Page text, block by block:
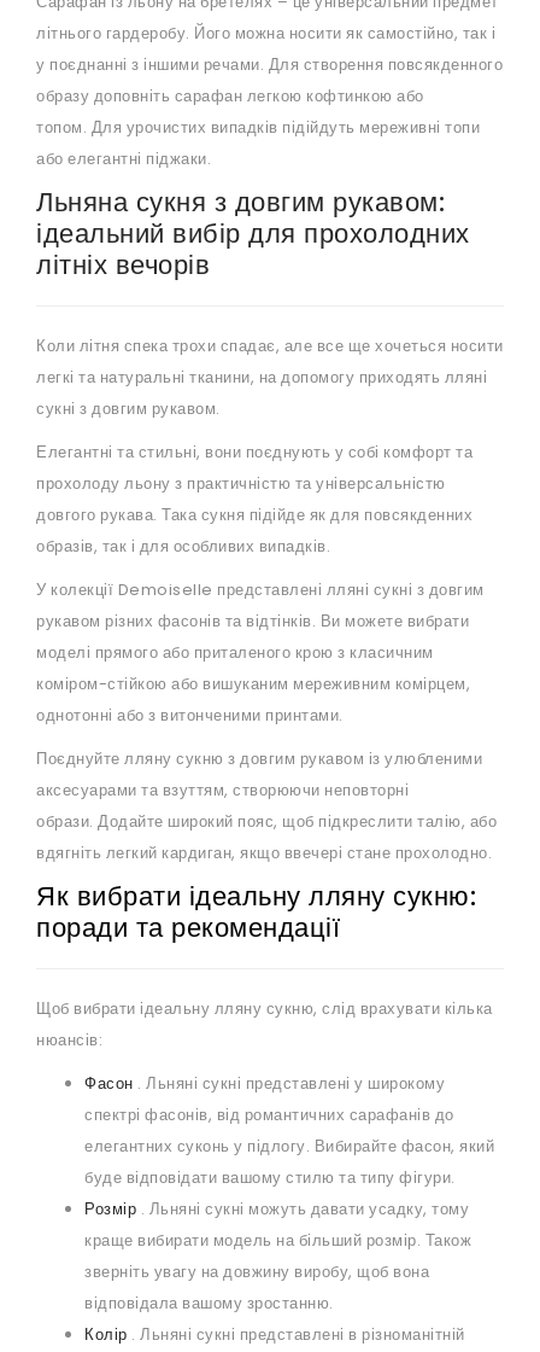
літнього гардеробу. Його можна носити як самостійно, так і
у поєднанні з іншими речами. Для створення повсякденного
образу доповніть сарафан легкою кофтинкою або
топом. Для урочистих випадків підійдуть мереживні топи
або елегантні піджаки.
Льняна сукня з довгим рукавом:
ідеальний вибір для прохолодних
літніх вечорів
Коли літня спека трохи спадає, але все ще хочеться носити
легкі та натуральні тканини, на допомогу приходять лляні
сукні з довгим рукавом.
Елегантні та стильні, вони поєднують у собі комфорт та
прохолоду льону з практичністю та універсальністю
довгого рукава. Така сукня підійде як для повсякденних
образів, так і для особливих випадків.
У колекції Demoiselle представлені лляні сукні з довгим
рукавом різних фасонів та відтінків. Ви можете вибрати
моделі прямого або приталеного крою з класичним
коміром-стійкою або вишуканим мереживним комірцем,
однотонні або з витонченими принтами.
Поєднуйте лляну сукню з довгим рукавом із улюбленими
аксесуарами та взуттям, створюючи неповторні
образи. Додайте широкий пояс, щоб підкреслити талію, або
вдягніть легкий кардиган, якщо ввечері стане прохолодно.
Як вибрати ідеальну лляну сукню:
поради та рекомендації
Щоб вибрати ідеальну лляну сукню, слід врахувати кілька
нюансів:
Фасон . Льняні сукні представлені у широкому
спектрі фасонів, від романтичних сарафанів до
елегантних суконь у підлогу. Вибирайте фасон, який
буде відповідати вашому стилю та типу фігури.
Розмір . Льняні сукні можуть давати усадку, тому
краще вибирати модель на більший розмір. Також
зверніть увагу на довжину виробу, щоб вона
відповідала вашому зростанню.
Колір . Льняні сукні представлені в різноманітній